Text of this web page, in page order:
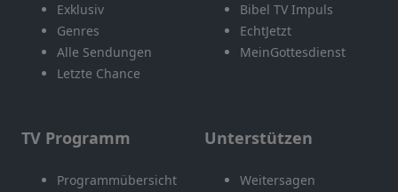
Exklusiv
Genres
Alle Sendungen
Letzte Chance
Bibel TV Impuls
EchtJetzt
MeinGottesdienst
TV Programm
Programmübersicht
Unterstützen
Weitersagen